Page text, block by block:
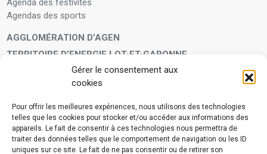
Gérer le consentement aux
cookies
Pour offrir les meilleures expériences, nous utilisons des technologies
telles que les cookies pour stocker et/ou accéder aux informations des
appareils. Le fait de consentir à ces technologies nous permettra de
traiter des données telles que le comportement de navigation ou les ID
uniques sur ce site. Le fait de ne pas consentir ou de retirer son
Agenda des festivités
Agendas des sports
AGGLOMÉRATION D’AGEN
TERRITOIRE D’ENERGIE LOT-ET-GARONNE
Enfants et adolescents
VIVRE À VOS CÔTÉS
Service municipal d’aide administrative